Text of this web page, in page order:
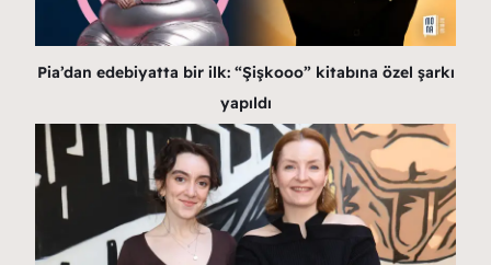
Pia’dan edebiyatta bir ilk: “Şişkooo” kitabına özel şarkı
yapıldı